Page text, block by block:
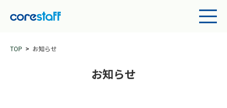
TOP お知らせ
お知らせ